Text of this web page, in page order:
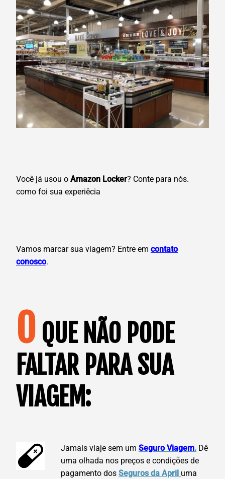
Você já usou o Amazon Locker? Conte para nós.
como foi sua experiêcia
Vamos marcar sua viagem? Entre em contato
conosco.
O QUE NÃO PODE
FALTAR PARA SUA
VIAGEM:
Jamais viaje sem um Seguro Viagem. Dê
uma olhada nos preços e condições de
pagamento dos Seguros da April uma